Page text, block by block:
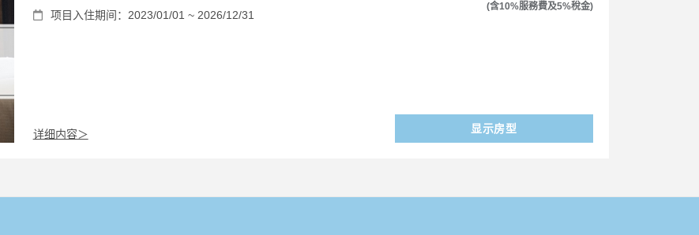
项目入住期间：2023/01/01 ~ 2026/12/31
详细内容＞
(含10%服務費及5%稅金)
显示房型